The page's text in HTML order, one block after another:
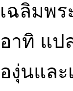
เฉลิมพ
อาทิ แป
องุ่นแล